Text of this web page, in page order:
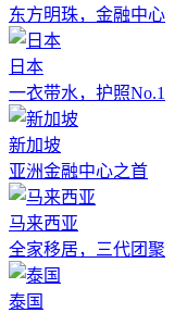
东方明珠，金融中心
日本
一衣带水，护照No.1
新加坡
亚洲金融中心之首
马来西亚
全家移居，三代团聚
泰国